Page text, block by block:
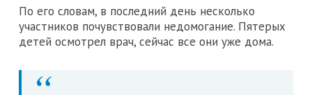
По его словам, в последний день несколько
участников почувствовали недомогание. Пятерых
детей осмотрел врач, сейчас все они уже дома.